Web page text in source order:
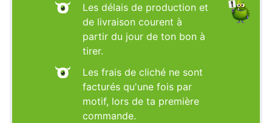
Les délais de production et
de livraison courent à
partir du jour de ton bon à
tirer.
Les frais de cliché ne sont
facturés qu'une fois par
motif, lors de ta première
commande.